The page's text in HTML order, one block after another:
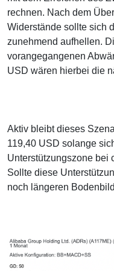
rechnen. Nach dem
Widerstände sollte sich
zunehmend aufhellen.
vorangegangenen
USD wären hierbei die
Aktiv bleibt dieses
119,40 USD solange
Unterstützungszone bei
Sollte diese
noch längeren